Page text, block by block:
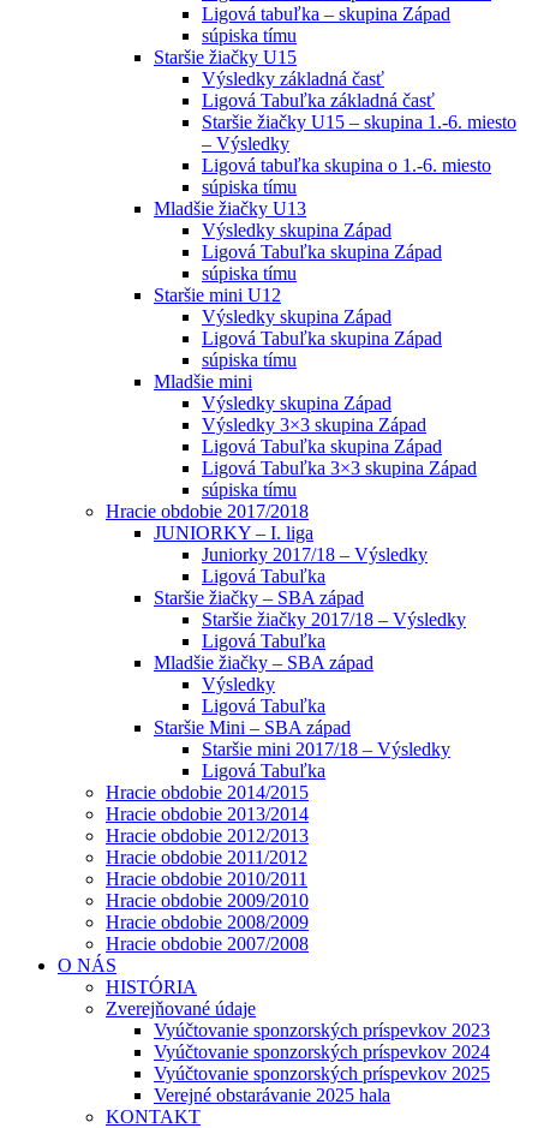
Ligová tabuľka – skupina Západ
súpiska tímu
Staršie žiačky U15
Výsledky základná časť
Ligová Tabuľka základná časť
Staršie žiačky U15 – skupina 1.-6. miesto
– Výsledky
Ligová tabuľka skupina o 1.-6. miesto
súpiska tímu
Mladšie žiačky U13
Výsledky skupina Západ
Ligová Tabuľka skupina Západ
súpiska tímu
Staršie mini U12
Výsledky skupina Západ
Ligová Tabuľka skupina Západ
súpiska tímu
Mladšie mini
Výsledky skupina Západ
Výsledky 3×3 skupina Západ
Ligová Tabuľka skupina Západ
Ligová Tabuľka 3×3 skupina Západ
súpiska tímu
Hracie obdobie 2017/2018
JUNIORKY – I. liga
Juniorky 2017/18 – Výsledky
Ligová Tabuľka
Staršie žiačky – SBA západ
Staršie žiačky 2017/18 – Výsledky
Ligová Tabuľka
Mladšie žiačky – SBA západ
Výsledky
Ligová Tabuľka
Staršie Mini – SBA západ
Staršie mini 2017/18 – Výsledky
Ligová Tabuľka
Hracie obdobie 2014/2015
Hracie obdobie 2013/2014
Hracie obdobie 2012/2013
Hracie obdobie 2011/2012
Hracie obdobie 2010/2011
Hracie obdobie 2009/2010
Hracie obdobie 2008/2009
Hracie obdobie 2007/2008
O NÁS
HISTÓRIA
Zverejňované údaje
Vyúčtovanie sponzorských príspevkov 2023
Vyúčtovanie sponzorských príspevkov 2024
Vyúčtovanie sponzorských príspevkov 2025
Verejné obstarávanie 2025 hala
KONTAKT